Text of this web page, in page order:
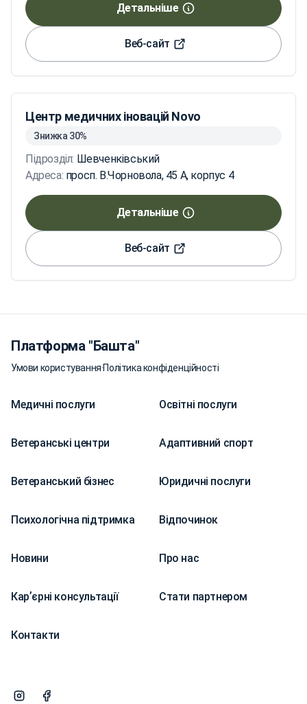
Детальніше
Веб-сайт
Центр медичних іновацій Novo
Знижка 30%
Підрозділ: Шевченківський
Адреса: просп. В.Чорновола, 45 А, корпус 4
Детальніше
Веб-сайт
Платформа "Башта"
Умови користування·Політика конфіденційності
Медичні послуги Освітні послуги
Ветеранські центри Адаптивний спорт
Ветеранський бізнес Юридичні послуги
Психологічна підтримка Відпочинок
Новини Про нас
Карʼєрні консультації Стати партнером
Контакти